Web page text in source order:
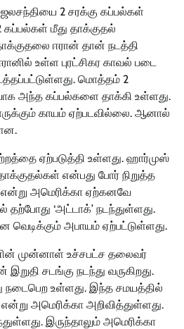
2 சரக்கு கப்பல்கள்
மீது தாக்குதல்
ஈரான் தான் நடத்தி
உள்ள புரட்சிகர காவல் படை
மொத்தம் 2
அந்த கப்பல்களை தாக்கி உள்ளது.
காயம் ஏற்படவில்லை. ஆனால்
ஏற்படுத்தி உள்ளது. ஹார்முஸ்
என்பது போர் நிறுத்த
அமெரிக்கா ஏற்கனவே
தற்போது ‘அட்டாக்’ நடந்துள்ளது.
அபாயம் ஏற்பட்டுள்ளது.
முன்னாள் உச்சபட்ச தலைவர்
சடங்கு நடந்து வருகிறது.
நடைபெற உள்ளது. இந்த சமயத்தில்
அமெரிக்கா அறிவித்துள்ளது.
இருந்தாலும் அமெரிக்கா